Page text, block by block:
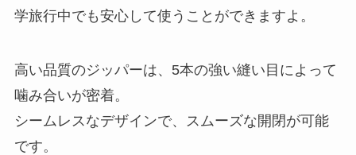
学旅行中でも安心して使うことができますよ。
高い品質のジッパーは、5本の強い縫い目によって
噛み合いが密着。
シームレスなデザインで、スムーズな開閉が可能
です。